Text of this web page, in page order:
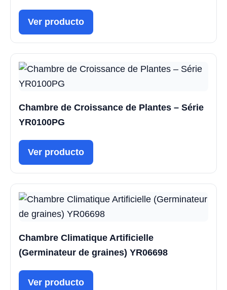
Ver producto
Chambre de Croissance de Plantes – Série
YR0100PG
Ver producto
Chambre Climatique Artificielle
(Germinateur de graines) YR06698
Ver producto